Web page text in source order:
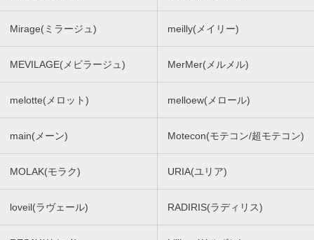
Mirage(ミラージュ) meilly(メイリー)
MEVILAGE(メビラージュ) MerMer(メルメル)
melotte(メロット) melloew(メロール)
main(メーン) Motecon(モテコン/超モテコン)
MOLAK(モラク) URIA(ユリア)
loveil(ラヴェール) RADIRIS(ラディリス)